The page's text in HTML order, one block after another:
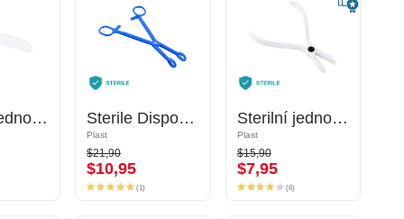
Sterilní jednorázová víceúhlová flešSterilní jednorázová víceúhlová fleš Sterile Disposable Slotted Round Clamps
Plast
$21,90
$10,95
Sterile Disposable Slotted Round Clamps
Plast
$21,90
$10,95
(1)
Sterilní jednorázové kleště na uzavírání kroužků
Plast
$15,90
$7,95
Sterilní jednorázové kleště na uzavírání kroužků
Plast
$15,90
$7,95
(6)